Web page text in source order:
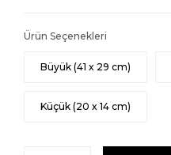
Ürün Seçenekleri
Büyük (41 x 29 cm)
Küçük (20 x 14 cm)